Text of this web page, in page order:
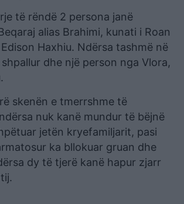
të rëndë 2 persona janë
alias Brahimi, kunati i Roan
Haxhiu. Ndërsa tashmë në
dhe një person nga Vlora,
skenën e tmerrshme të
nuk kanë mundur të bëjnë
jetën kryefamiljarit, pasi
ka bllokuar gruan dhe
dy të tjerë kanë hapur zjarr